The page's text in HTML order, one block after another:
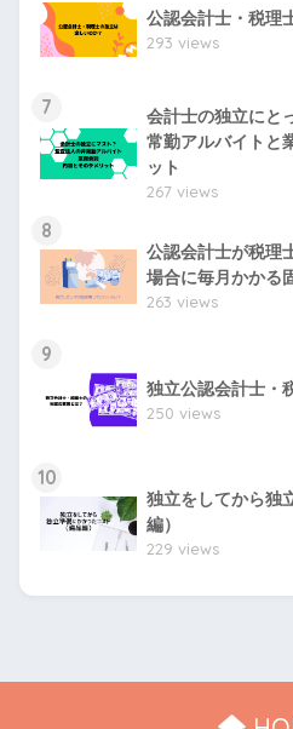
公認会計士・税理
293 views
7
会計士の独立にと
常勤アルバイトと
ット
267 views
8
公認会計士が税理
場合に毎月かかる
263 views
9
独立公認会計士・
250 views
10
独立をしてから独
編）
229 views